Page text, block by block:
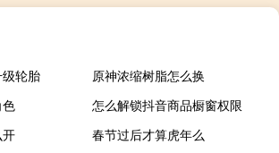
轮胎
原神浓缩树脂怎么换
怎么解锁抖音商品橱窗权限
春节过后才算虎年么